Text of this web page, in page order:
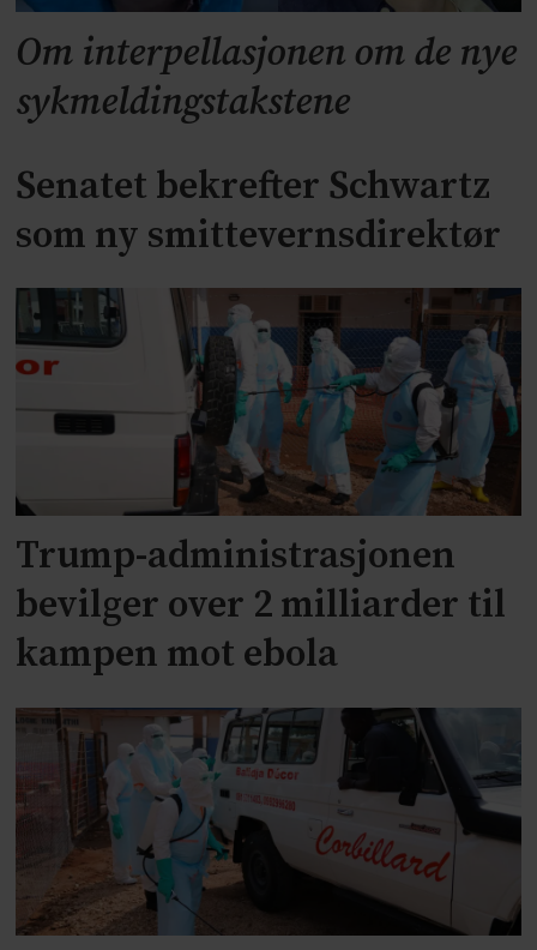
Om interpellasjonen om de nye
sykmeldingstakstene
Senatet bekrefter Schwartz
som ny smittevernsdirektør
Trump-administrasjonen
bevilger over 2 milliarder til
kampen mot ebola